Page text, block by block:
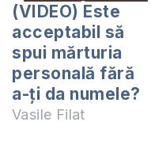
(VIDEO) Este
acceptabil să
spui mărturia
personală fără
a-ți da numele?
Vasile Filat